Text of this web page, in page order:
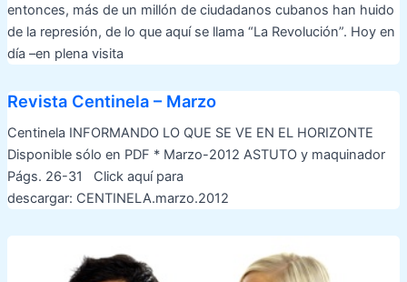
entonces, más de un millón de ciudadanos cubanos han huido
de la represión, de lo que aquí se llama “La Revolución”. Hoy en
día –en plena visita
Revista Centinela – Marzo
Centinela INFORMANDO LO QUE SE VE EN EL HORIZONTE
Disponible sólo en PDF * Marzo-2012 ASTUTO y maquinador
Págs. 26-31 Click aquí para
descargar: CENTINELA.marzo.2012